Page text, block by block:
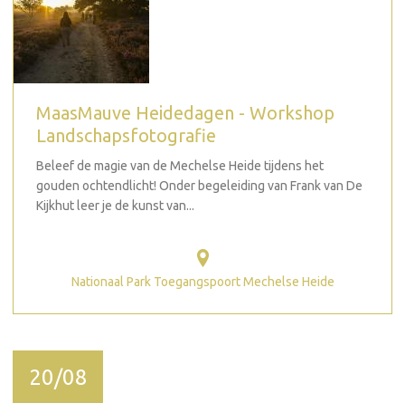
MaasMauve Heidedagen - Workshop
Landschapsfotografie
Beleef de magie van de Mechelse Heide tijdens het
gouden ochtendlicht! Onder begeleiding van Frank van De
Kijkhut leer je de kunst van...
Nationaal Park Toegangspoort Mechelse Heide
20/08